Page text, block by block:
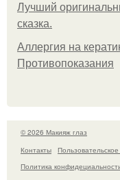
Лучший
сказка.
Аллергия на
Противопоказания
© 2026 Макияж глаз
Контакты
Политика